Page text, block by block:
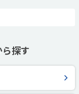
探す